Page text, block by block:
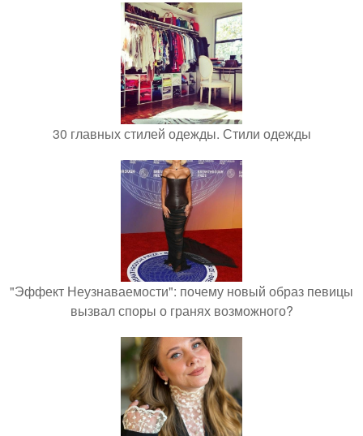
30 главных стилей одежды. Стили одежды
"Эффект Неузнаваемости": почему новый образ певицы
вызвал споры о гранях возможного?